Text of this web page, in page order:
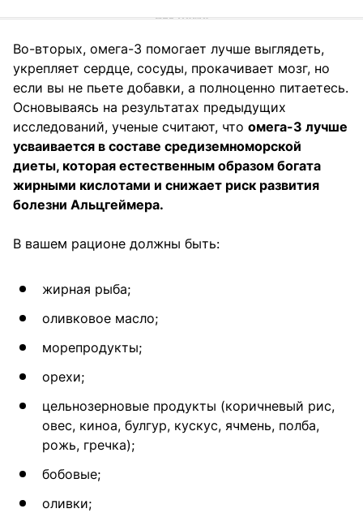
Во-вторых, омега-3 помогает лучше выглядеть,
укрепляет сердце, сосуды, прокачивает мозг, но
если вы не пьете добавки, а полноценно питаетесь.
Основываясь на результатах предыдущих
исследований, ученые считают, что омега-3 лучше
усваивается в составе средиземноморской
диеты, которая естественным образом богата
жирными кислотами и снижает риск развития
болезни Альцгеймера.
В вашем рационе должны быть:
жирная рыба;
оливковое масло;
морепродукты;
орехи;
цельнозерновые продукты (коричневый рис,
овес, киноа, булгур, кускус, ячмень, полба,
рожь, гречка);
бобовые;
оливки;